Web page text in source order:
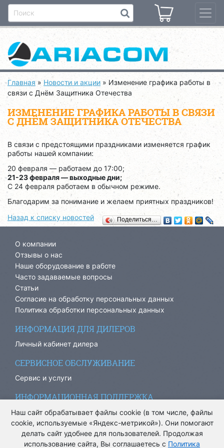
Главная » Новости и акции »Изменение графика работы в
связи с Днём Защитника Отечества
ИЗМЕНЕНИЕ ГРАФИКА РАБОТЫ В СВЯЗИ
С ДНЁМ ЗАЩИТНИКА ОТЕЧЕСТВА
В связи с предстоящими праздниками изменяется график
работы нашей компании:
20 февраля — работаем до 17:00;
21-23 февраля — выходные дни;
С 24 февраля работаем в обычном режиме.
Благодарим за понимание и желаем приятных праздников!
Поделиться…
Назад к списку новостей
О компании
Отзывы о нас
Наше оборудование в работе
Часто задаваемые вопросы
Статьи
Согласие на обработку персональных данных
Политика обработки персональных данных
ИНФОРМАЦИЯ ДЛЯ ДИЛЕРОВ
Личный кабинет дилера
СЕРВИСНОЕ ОБСЛУЖИВАНИЕ
Сервис и услуги
ИНФОРМАЦИОННАЯ ПОДДЕРЖКА
info@ariacom.ru
Наш сайт обрабатывает файлы cookie (в том числе, файлы
cookie, используемые «Яндекс-метрикой»). Они помогают
делать сайт удобнее для пользователей. Продолжая
использование сайта, Вы соглашаетесь с Политика